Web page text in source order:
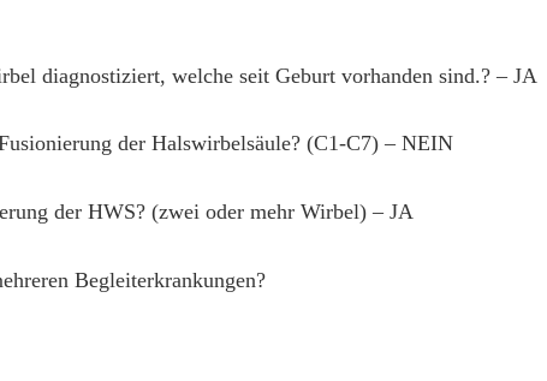
diagnostiziert, welche seit Geburt vorhanden sind.? – JA
der Halswirbelsäule? (C1-C7) – NEIN
der HWS? (zwei oder mehr Wirbel) – JA
Begleiterkrankungen?